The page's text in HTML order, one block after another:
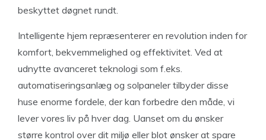
beskyttet døgnet rundt.
Intelligente hjem repræsenterer en revolution inden for
komfort, bekvemmelighed og effektivitet. Ved at
udnytte avanceret teknologi som f.eks.
automatiseringsanlæg og solpaneler tilbyder disse
huse enorme fordele, der kan forbedre den måde, vi
lever vores liv på hver dag. Uanset om du ønsker
større kontrol over dit miljø eller blot ønsker at spare